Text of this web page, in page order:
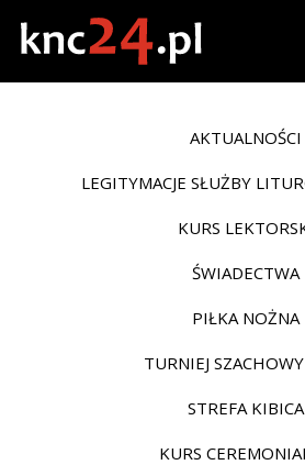
AKTUALNOŚCI
LEGITYMACJE SŁUŻBY
KURS
ŚWIADECTWA
PIŁKA NOŻNA
TURNIEJ
STREFA KIBICA
KURS